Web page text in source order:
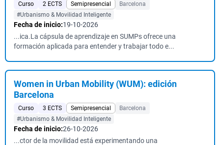
Curso 2 ECTS Semipresencial
Barcelona
#Urbanismo & Movilidad Inteligente
Fecha de inicio:19-10-2026
...ica.La cápsula de aprendizaje en SUMPs ofrece una
formación aplicada para entender y trabajar todo e...
Women in Urban Mobility (WUM): edición
Barcelona
Curso 3 ECTS Semipresencial
Barcelona
#Urbanismo & Movilidad Inteligente
Fecha de inicio:26-10-2026
...ctor de la movilidad está experimentando una